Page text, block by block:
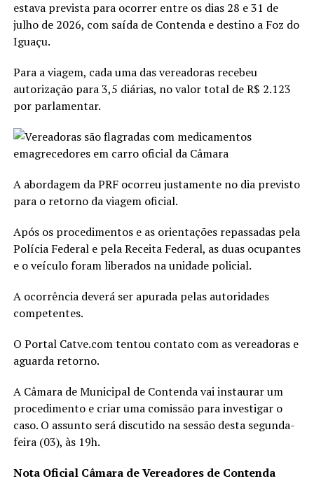
estava prevista para ocorrer entre os dias 28 e 31 de
julho de 2026, com saída de Contenda e destino a Foz do
Iguaçu.
Para a viagem, cada uma das vereadoras recebeu
autorização para 3,5 diárias, no valor total de R$ 2.123
por parlamentar.
A abordagem da PRF ocorreu justamente no dia previsto
para o retorno da viagem oficial.
Após os procedimentos e as orientações repassadas pela
Polícia Federal e pela Receita Federal, as duas ocupantes
e o veículo foram liberados na unidade policial.
A ocorrência deverá ser apurada pelas autoridades
competentes.
O Portal Catve.com tentou contato com as vereadoras e
aguarda retorno.
A Câmara de Municipal de Contenda vai instaurar um
procedimento e criar uma comissão para investigar o
caso. O assunto será discutido na sessão desta segunda-
feira (03), às 19h.
Nota Oficial Câmara de Vereadores de Contenda